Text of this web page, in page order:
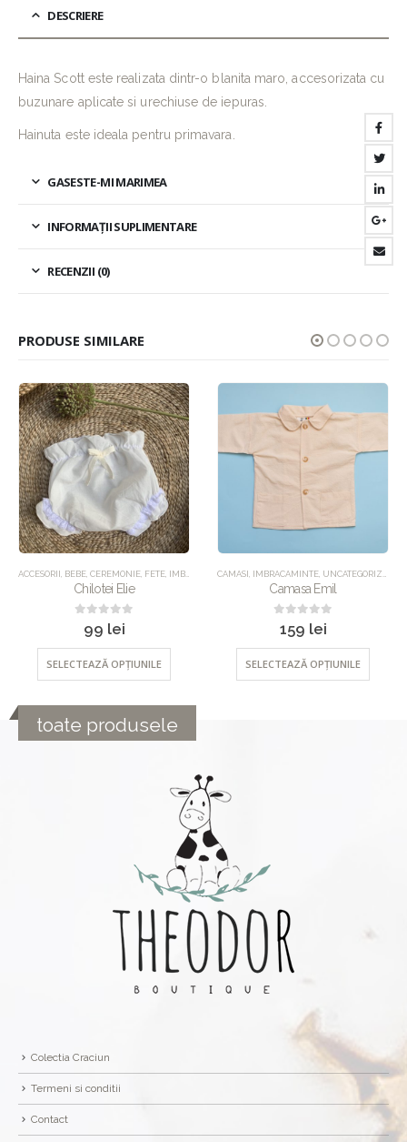
DESCRIERE
Haina Scott este realizata dintr-o blanita maro, accesorizata cu
buzunare aplicate si urechiuse de iepuras.
Hainuta este ideala pentru primavara.
GASESTE-MI MARIMEA
INFORMAȚII SUPLIMENTARE
RECENZII (0)
PRODUSE SIMILARE
ACCESORII , BEBE, CEREMONIE, FETE, IMBRACAMINTE ,UNCATEGORIZED
Chilotei Elie
out of 5
99 lei
SELECTEAZĂ OPȚIUNILE
CAMASI , IMBRACAMINTE, UNCATEGORIZED
Camasa Emil
out of 5
159 lei
SELECTEAZĂ OPȚIUNILE
toate produsele
Colectia Craciun
Termeni si conditii
Contact